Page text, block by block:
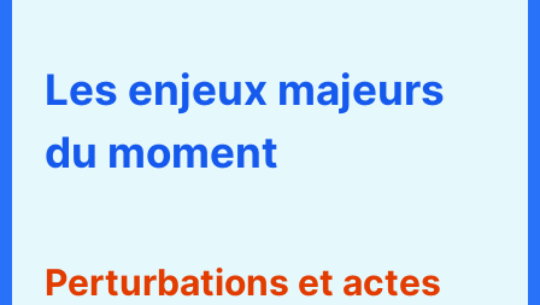
Les enjeux majeurs
du moment
Perturbations et actes